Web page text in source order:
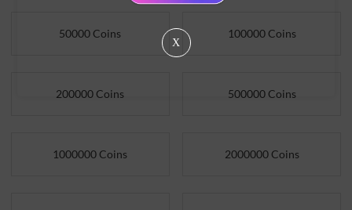
50000 Coins 100000 Coins
200000 Coins 500000 Coins
1000000 Coins 2000000 Coins
X